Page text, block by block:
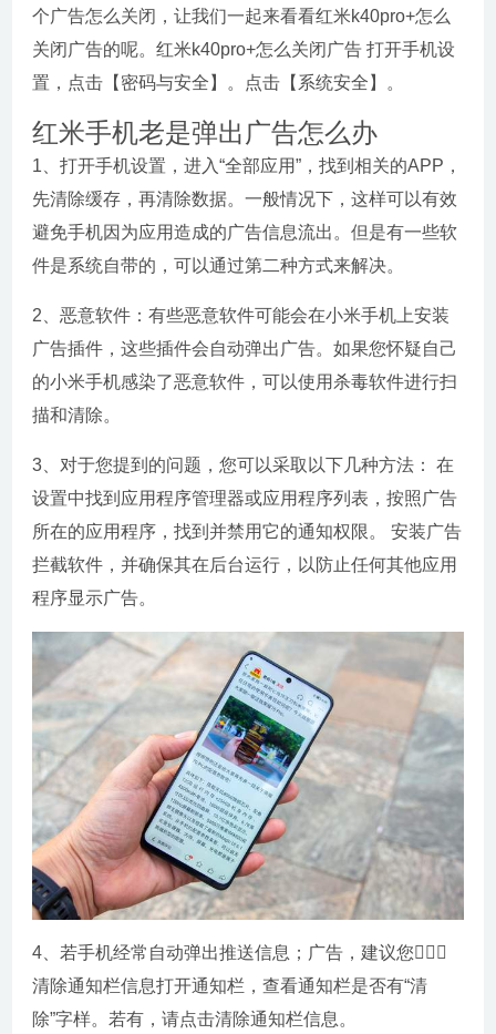
个广告怎么关闭，让我们一起来看看红米k40pro+怎么
关闭广告的呢。红米k40pro+怎么关闭广告 打开手机设
置，点击【密码与安全】。点击【系统安全】。
红米手机老是弹出广告怎么办
1、打开手机设置，进入“全部应用”，找到相关的APP，
先清除缓存，再清除数据。一般情况下，这样可以有效
避免手机因为应用造成的广告信息流出。但是有一些软
件是系统自带的，可以通过第二种方式来解决。
2、恶意软件：有些恶意软件可能会在小米手机上安装
广告插件，这些插件会自动弹出广告。如果您怀疑自己
的小米手机感染了恶意软件，可以使用杀毒软件进行扫
描和清除。
3、对于您提到的问题，您可以采取以下几种方法： 在
设置中找到应用程序管理器或应用程序列表，按照广告
所在的应用程序，找到并禁用它的通知权限。 安装广告
拦截软件，并确保其在后台运行，以防止任何其他应用
程序显示广告。
4、若手机经常自动弹出推送信息；广告，建议您；️；
清除通知栏信息打开通知栏，查看通知栏是否有“清
除”字样。若有，请点击清除通知栏信息。